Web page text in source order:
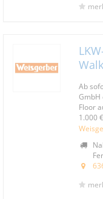
Ab
GmbH
Floor
1.000